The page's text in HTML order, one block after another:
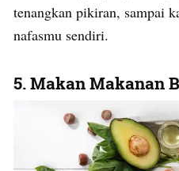
tenangkan pikiran, sampai
nafasmu sendiri.
5. Makan Makanan